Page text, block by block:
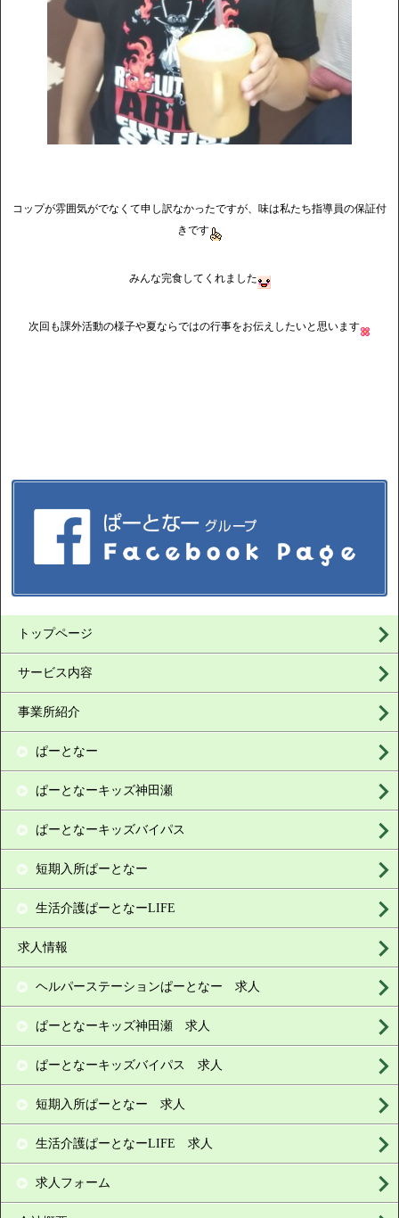
コップが雰囲気がでなくて申し訳なかったですが、味は私たち指導員の保証付
きです
みんな完食してくれました
次回も課外活動の様子や夏ならではの行事をお伝えしたいと思います
トップページ
サービス内容
事業所紹介
ぱーとなー
ぱーとなーキッズ神田瀬
ぱーとなーキッズバイパス
短期入所ぱーとなー
生活介護ぱーとなーLIFE
求人情報
ヘルパーステーションぱーとなー 求人
ぱーとなーキッズ神田瀬 求人
ぱーとなーキッズバイパス 求人
短期入所ぱーとなー 求人
生活介護ぱーとなーLIFE 求人
求人フォーム